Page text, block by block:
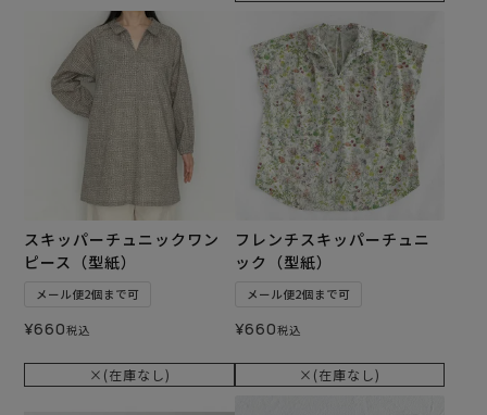
スキッパーチュニックワン
ピース（型紙）
メール便2個まで可
¥660税込
×(在庫なし)
フレンチスキッパーチュニ
ック（型紙）
メール便2個まで可
¥660税込
×(在庫なし)